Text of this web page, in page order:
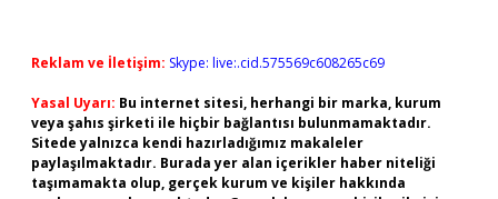
Reklam ve İletişim: Skype: live:.cid.575569c608265c69
Yasal Uyarı: Bu internet sitesi, herhangi bir marka, kurum
veya şahıs şirketi ile hiçbir bağlantısı bulunmamaktadır.
Sitede yalnızca kendi hazırladığımız makaleler
paylaşılmaktadır. Burada yer alan içerikler haber niteliği
taşımamakta olup, gerçek kurum ve kişiler hakkında